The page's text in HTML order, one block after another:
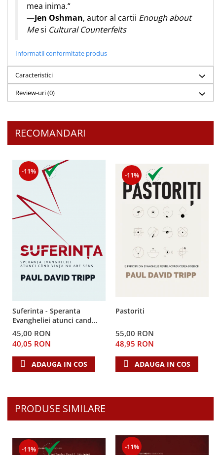
mea inima.“
—Jen Oshman, autor al cartii Enough about
Mesi Cultural Counterfeits
Informatii conformitate produs
Caracteristici
Review-uri(0)
RECOMANDARI
-11%
Suferinta - Speranta
Evangheliei atunci cand
viata nu are sens
45,00 RON
40,05 RON
ADAUGA IN COS
-11%
Pastoriti
55,00 RON
48,95 RON
ADAUGA IN COS
PRODUSE SIMILARE
-11% -11%